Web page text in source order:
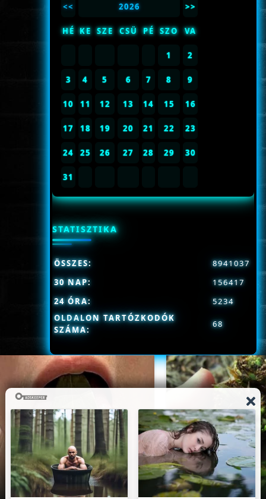
<< 2026 >>
HÉ KE SZE CSÜ PÉ SZO VA
1 2
3 4 5 6 7 8 9
10 11 12 13 14 15 16
17 18 19 20 21 22 23
24 25 26 27 28 29 30
31
STATISZTIKA
OLDALON TARTÓZKODÓK
SZÁMA:
68
ÖSSZES:
8941037
30 NAP:
156417
24 ÓRA:
5234